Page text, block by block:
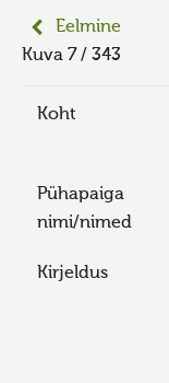
Eelmine
Kuva 7 / 343
Koht
Pühapaiga
nimi/nimed
Kirjeldus